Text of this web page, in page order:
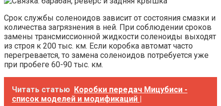
Срок службы соленоидов зависит от состояния смазки и
количества загрязнения в ней. При соблюдении сроков
замены трансмиссионной жидкости соленоиды выходят
из строя к 200 тыс. км. Если коробка автомат часто
перегревается, то замена соленоидов потребуется уже
при пробеге 60-90 тыс. км.
Читать статью Коробки передач Мицубиси -
список моделей и модификаций |